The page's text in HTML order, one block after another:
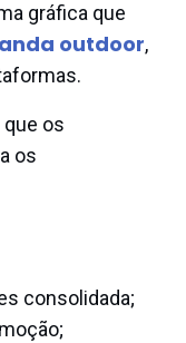
gráfica que
outdoor,
os
os
consolidada;